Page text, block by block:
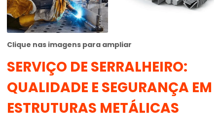
Clique nas imagens para ampliar
SERVIÇO DE SERRALHEIRO:
QUALIDADE E SEGURANÇA EM
ESTRUTURAS METÁLICAS